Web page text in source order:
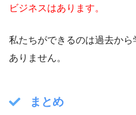
ビジネスはあります。
私たちができるのは過去か
ありません。
まとめ